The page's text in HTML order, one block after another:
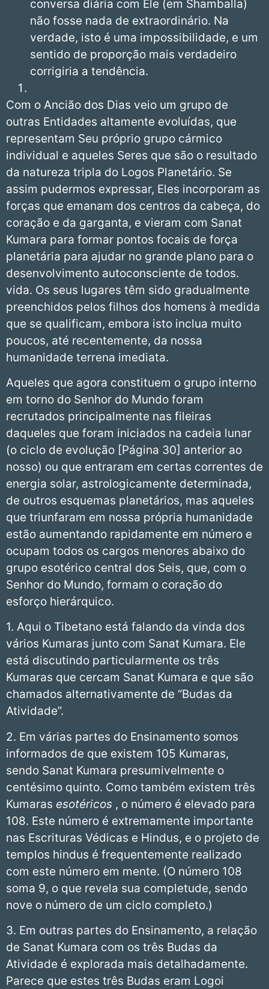
conversa diária com Ele (em Shamballa)
não fosse nada de extraordinário. Na
verdade, isto é uma impossibilidade, e um
sentido de proporção mais verdadeiro
corrigiria a tendência.
Com o Ancião dos Dias veio um grupo de
outras Entidades altamente evoluídas, que
representam Seu próprio grupo cármico
individual e aqueles Seres que são o resultado
da natureza tripla do Logos Planetário. Se
assim pudermos expressar, Eles incorporam as
forças que emanam dos centros da cabeça, do
coração e da garganta, e vieram com Sanat
Kumara para formar pontos focais de força
planetária para ajudar no grande plano para o
desenvolvimento autoconsciente de todos.
vida. Os seus lugares têm sido gradualmente
preenchidos pelos filhos dos homens à medida
que se qualificam, embora isto inclua muito
poucos, até recentemente, da nossa
humanidade terrena imediata.
Aqueles que agora constituem o grupo interno
em torno do Senhor do Mundo foram
recrutados principalmente nas fileiras
daqueles que foram iniciados na cadeia lunar
(o ciclo de evolução [Página 30] anterior ao
nosso) ou que entraram em certas correntes de
energia solar, astrologicamente determinada,
de outros esquemas planetários, mas aqueles
que triunfaram em nossa própria humanidade
estão aumentando rapidamente em número e
ocupam todos os cargos menores abaixo do
grupo esotérico central dos Seis, que, com o
Senhor do Mundo, formam o coração do
esforço hierárquico.
1. Aqui o Tibetano está falando da vinda dos
vários Kumaras junto com Sanat Kumara. Ele
está discutindo particularmente os três
Kumaras que cercam Sanat Kumara e que são
chamados alternativamente de “Budas da
Atividade”.
2. Em várias partes do Ensinamento somos
informados de que existem 105 Kumaras,
sendo Sanat Kumara presumivelmente o
centésimo quinto. Como também existem três
Kumaras esotéricos , o número é elevado para
108. Este número é extremamente importante
nas Escrituras Védicas e Hindus, e o projeto de
templos hindus é frequentemente realizado
com este número em mente. (O número 108
soma 9, o que revela sua completude, sendo
nove o número de um ciclo completo.)
3. Em outras partes do Ensinamento, a relação
de Sanat Kumara com os três Budas da
Atividade é explorada mais detalhadamente.
Parece que estes três Budas eram Logoi